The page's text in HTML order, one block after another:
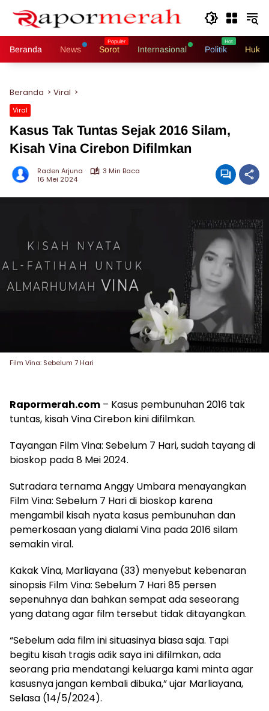
Beranda News Sorot Internasional Politik
Beranda Viral
Viral
Kasus Tak Tuntas Sejak 2016 Silam,
Kisah Vina Cirebon Difilmkan
Raden Arjuna
3 Min Baca
16 Mei 2024
Film Vina: Sebelum 7 Hari
Rapormerah.com – Kasus pembunuhan 2016 tak
tuntas, kisah Vina Cirebon kini difilmkan.
Tayangan Film Vina: Sebelum 7 Hari, sudah tayang di
bioskop pada 8 Mei 2024.
Sutradara ternama Anggy Umbara menayangkan
Film Vina: Sebelum 7 Hari di bioskop karena
mengambil kisah nyata kasus pembunuhan dan
pemerkosaan yang dialami Vina pada 2016 silam
semakin viral.
Kakak Vina, Marliayana (33) menyebut kebenaran
sinopsis Film Vina: Sebelum 7 Hari 85 persen
sepenuhnya dan bahkan sempat ada seseorang
yang datang agar film tersebut tidak ditayangkan.
“Sebelum ada film ini situasinya biasa saja. Tapi
begitu kisah tragis adik saya ini difilmkan, ada
seorang pria mendatangi keluarga kami minta agar
kasusnya jangan kembali dibuka,” ujar Marliayana,
Selasa (14/5/2024).